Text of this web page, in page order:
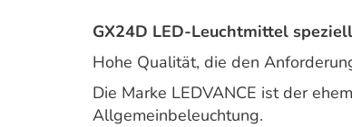
GX24D LED-Leuchtmittel
Hohe Qualität, die den
Die Marke LEDVANCE ist der
Allgemeinbeleuchtung.